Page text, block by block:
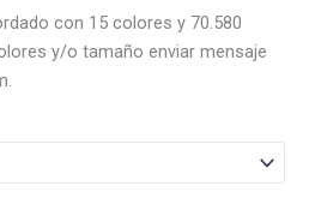
con 15 colores y 70.580
y/o tamaño enviar mensaje